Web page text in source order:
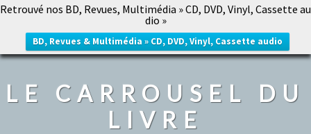
Retrouvé nos BD, Revues, Multimédia » CD, DVD, Vinyl, Cassette au
dio »
BD, Revues & Multimédia » CD, DVD, Vinyl, Cassette audio
LE CARROUSEL DU LIVRE
LE CARROUSEL DU
LIVRE